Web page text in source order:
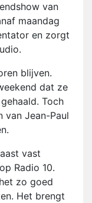
van
maandag
en zorgt
blijven.
dat ze
Toch
van Jean-Paul
vast
Radio 10.
zo goed
Het brengt